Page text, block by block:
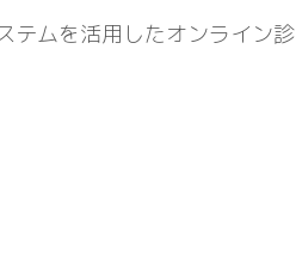
テムを活用したオンライン診